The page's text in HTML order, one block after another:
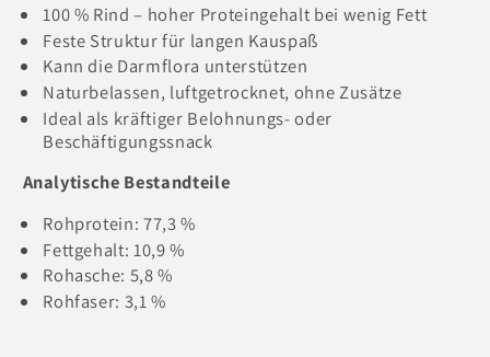
100 % Rind – hoher Proteingehalt bei wenig Fett
Feste Struktur für langen Kauspaß
Kann die Darmflora unterstützen
Naturbelassen, luftgetrocknet, ohne Zusätze
Ideal als kräftiger Belohnungs- oder
Beschäftigungssnack
Analytische Bestandteile
Rohprotein: 77,3 %
Fettgehalt: 10,9 %
Rohasche: 5,8 %
Rohfaser: 3,1 %